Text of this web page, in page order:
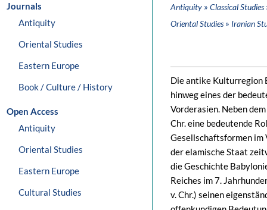
Journals
Antiquity
Oriental Studies
Eastern Europe
Book / Culture / History
Open Access
Antiquity
Oriental Studies
Eastern Europe
Cultural Studies
Antiquity » Classical Studies
Oriental Studies» Iranian
Die antike Kulturregion
hinweg eines der
Vorderasien. Neben
Chr. eine bedeutende
Gesellschaftsformen im
der elamische Staat
die Geschichte
Reiches im 7.
v. Chr.) seinen